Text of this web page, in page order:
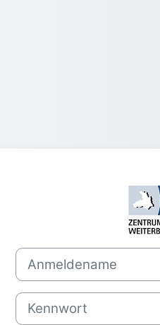
Anmeldename
Kennwort